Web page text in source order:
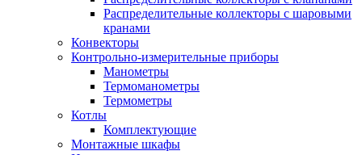
Распределительные коллекторы с шаровыми
кранами
Конвекторы
Контрольно-измерительные приборы
Манометры
Термоманометры
Термометры
Котлы
Комплектующие
Монтажные шкафы